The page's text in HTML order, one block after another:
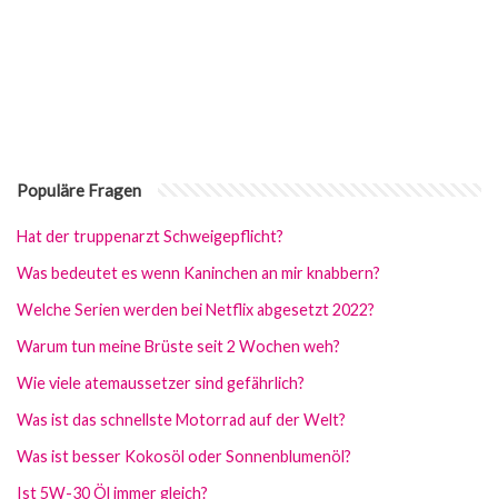
Populäre Fragen
Hat der truppenarzt Schweigepflicht?
Was bedeutet es wenn Kaninchen an mir knabbern?
Welche Serien werden bei Netflix abgesetzt 2022?
Warum tun meine Brüste seit 2 Wochen weh?
Wie viele atemaussetzer sind gefährlich?
Was ist das schnellste Motorrad auf der Welt?
Was ist besser Kokosöl oder Sonnenblumenöl?
Ist 5W-30 Öl immer gleich?